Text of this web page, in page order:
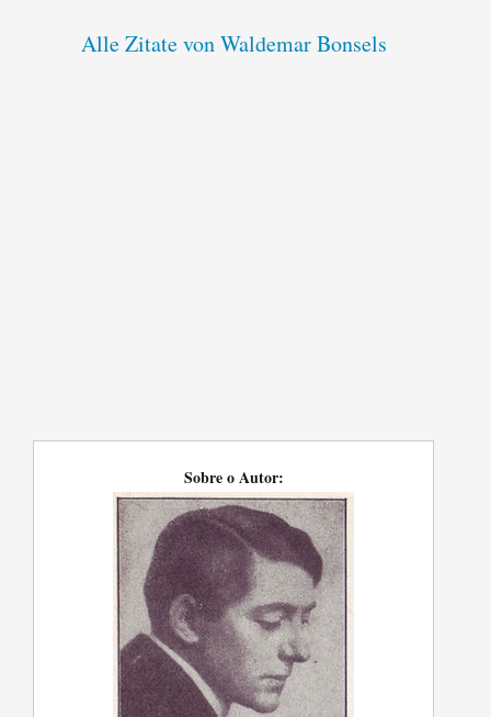
Alle Zitate von Waldemar Bonsels
Sobre o Autor: